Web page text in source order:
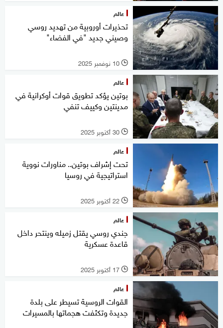
عالم
تحذيرات أوروبية من تهديد روسي
وصيني جديد "في الفضاء"
l 10 نوفمبر 2025
عالم
بوتين يؤكد تطويق قوات أوكرانية في
مدينتين وكييف تنفي
l 30 أكتوبر 2025
عالم
تحت إشراف بوتين.. مناورات نووية
استراتيجية في روسيا
l 22 أكتوبر 2025
عالم
جندي روسي يقتل زميله وينتحر داخل
قاعدة عسكرية
l 17 أكتوبر 2025
عالم
القوات الروسية تسيطر على بلدة
جديدة وتكثفت هجماتها بالمسيرات